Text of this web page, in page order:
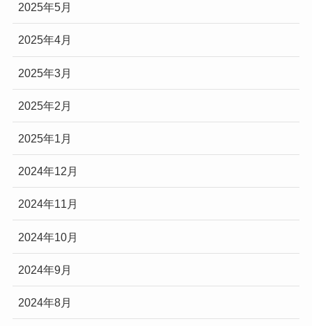
2025年5月
2025年4月
2025年3月
2025年2月
2025年1月
2024年12月
2024年11月
2024年10月
2024年9月
2024年8月